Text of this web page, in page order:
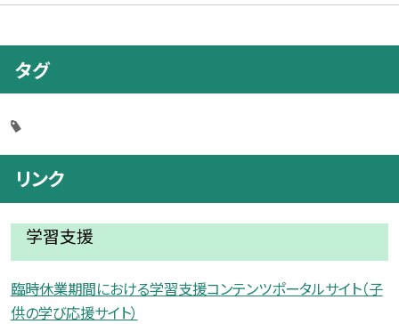
タグ
リンク
学習支援
臨時休業期間における学習支援コンテンツポータルサイト（子
供の学び応援サイト）